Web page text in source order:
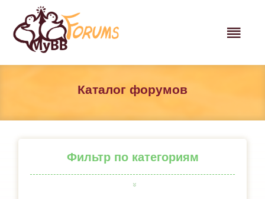
Каталог форумов
Фильтр по категориям